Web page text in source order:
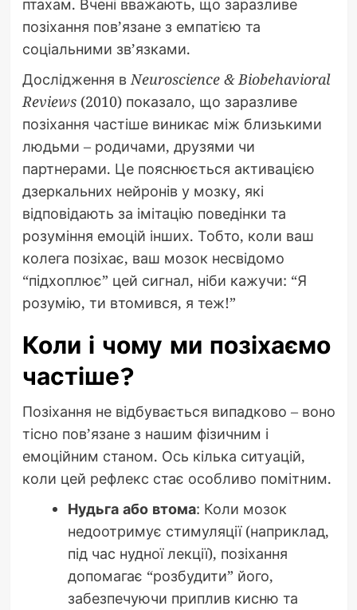
птахам. Вчені вважають, що заразливе
позіхання пов’язане з емпатією та
соціальними зв’язками.
Дослідження вNeuroscience & Biobehavioral
Reviews(2010) показало, що заразливе
позіхання частіше виникає між близькими
людьми – родичами, друзями чи
партнерами. Це пояснюється активацією
дзеркальних нейронів у мозку, які
відповідають за імітацію поведінки та
розуміння емоцій інших. Тобто, коли ваш
колега позіхає, ваш мозок несвідомо
“підхоплює” цей сигнал, ніби кажучи: “Я
розумію, ти втомився, я теж!”
Коли і чому ми позіхаємо
частіше?
Позіхання не відбувається випадково – воно
тісно пов’язане з нашим фізичним і
емоційним станом. Ось кілька ситуацій,
коли цей рефлекс стає особливо помітним.
Нудьга або втома: Коли мозок
недоотримує стимуляції (наприклад,
під час нудної лекції), позіхання
допомагає “розбудити” його,
забезпечуючи приплив кисню та